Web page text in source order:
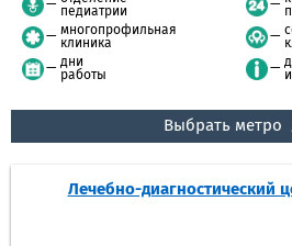
педиатрии
многопрофильная
клиника
дни
работы
Выбрать метро
Лечебно-диагностический